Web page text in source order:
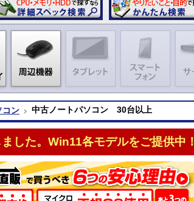
コン 中古ノートパソコン 30台以上
した。Win11各モデルをご提供中！